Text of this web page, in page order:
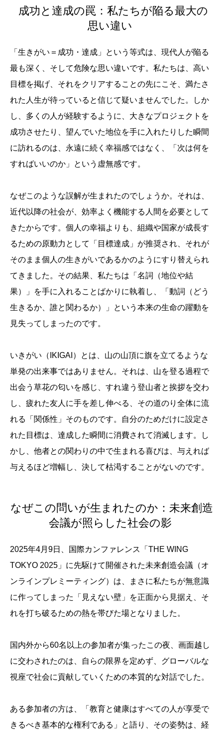
成功と達成の罠：私たちが陥る最大の
思い違い
「生きがい＝成功・達成」という等式は、現代人が陥る
最も深く、そして危険な思い違いです。私たちは、高い
目標を掲げ、それをクリアすることの先にこそ、満たさ
れた人生が待っていると信じて疑いませんでした。しか
し、多くの人が経験するように、大きなプロジェクトを
成功させたり、望んでいた地位を手に入れたりした瞬間
に訪れるのは、永遠に続く幸福感ではなく、「次は何を
すればいいのか」という虚無感です。
なぜこのような誤解が生まれたのでしょうか。それは、
近代以降の社会が、効率よく機能する人間を必要として
きたからです。個人の幸福よりも、組織や国家が成長す
るための原動力として「目標達成」が推奨され、それが
そのまま個人の生きがいであるかのようにすり替えられ
てきました。その結果、私たちは「名詞（地位や結
果）」を手に入れることばかりに執着し、「動詞（どう
生きるか、誰と関わるか）」という本来の生命の躍動を
見失ってしまったのです。
いきがい（IKIGAI）とは、山の山頂に旗を立てるような
単発の出来事ではありません。それは、山を登る過程で
出会う草花の匂いを感じ、すれ違う登山者と挨拶を交わ
し、疲れた友人に手を差し伸べる、その道のり全体に流
れる「関係性」そのものです。自分のためだけに設定さ
れた目標は、達成した瞬間に消費されて消滅します。し
かし、他者との関わりの中で生まれる喜びは、与えれば
与えるほど増幅し、決して枯渇することがないのです。
なぜこの問いが生まれたのか：未来創造
会議が照らした社会の影
2025年4月9日、国際カンファレンス「THE WING
TOKYO 2025」に先駆けて開催された未来創造会議（オ
ンラインプレミーティング）は、まさに私たちが無意識
に作ってしまった「見えない壁」を正面から見据え、そ
れを打ち破るための熱を帯びた場となりました。
国内外から60名以上の参加者が集ったこの夜、画面越し
に交わされたのは、自らの限界を定めず、グローバルな
視座で社会に貢献していくための本質的な対話でした。
ある参加者の方は、「教育と健康はすべての人が享受で
きるべき基本的な権利である」と語り、その姿勢は、経